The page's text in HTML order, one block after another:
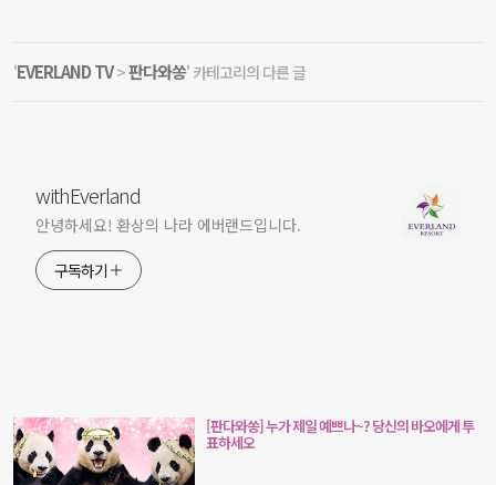
'EVERLAND TV>판다와쏭' 카테고리의 다른 글
withEverland
안녕하세요! 환상의 나라 에버랜드입니다.
구독하기
[판다와쏭] 누가 제일 예쁘나~? 당신의 바오에게 투
표하세오